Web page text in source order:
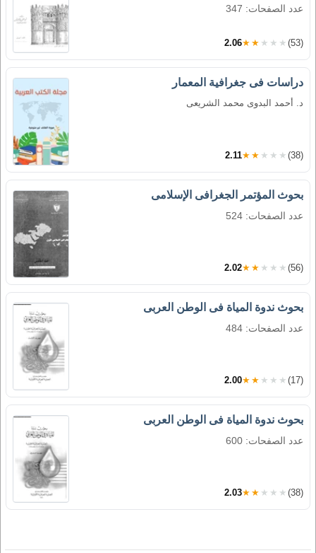
عدد الصفحات: 347
2.06★★★★★ (53)
دراسات فى جغرافية المعمار
د. أحمد البدوى محمد الشريعى
2.11★★★★★ (38)
بحوث المؤتمر الجغرافى الإسلامى
عدد الصفحات: 524
2.02★★★★★ (56)
بحوث ندوة المياة فى الوطن العربى
عدد الصفحات: 484
2.00★★★★★ (17)
بحوث ندوة المياة فى الوطن العربى
عدد الصفحات: 600
2.03★★★★★ (38)